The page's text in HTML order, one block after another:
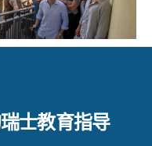
士教育指导